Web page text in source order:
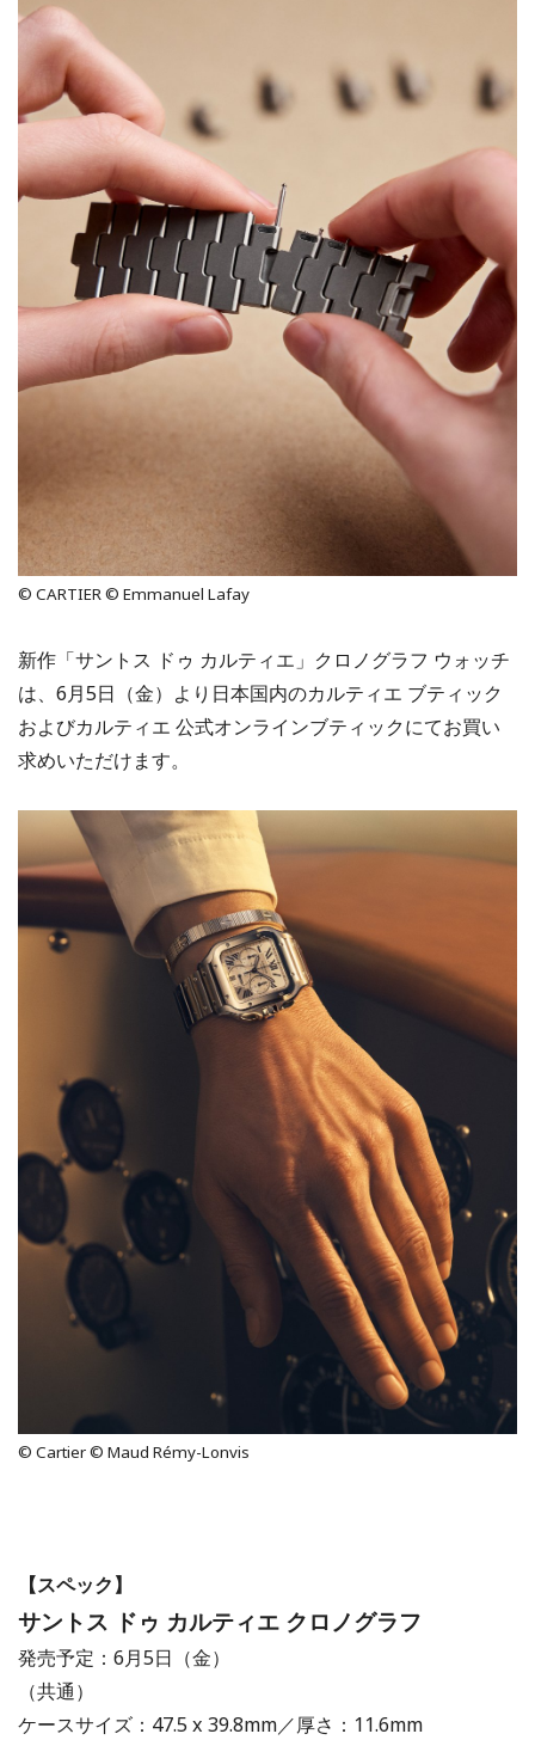
© CARTIER © Emmanuel Lafay
新作「サントス ドゥ カルティエ」クロノグラフ ウォッチ
は、6月5日（金）より日本国内のカルティエ ブティック
およびカルティエ 公式オンラインブティックにてお買い
求めいただけます。
© Cartier © Maud Rémy-Lonvis
【スペック】
サントス ドゥ カルティエ クロノグラフ
発売予定：6月5日（金）
（共通）
ケースサイズ：47.5 x 39.8mm／厚さ：11.6mm